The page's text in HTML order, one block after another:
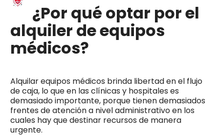
¿Por qué optar por el
alquiler de equipos
médicos?
Alquilar equipos médicos brinda libertad en el flujo
de caja, lo que en las clínicas y hospitales es
demasiado importante, porque tienen demasiados
frentes de atención a nivel administrativo en los
cuales hay que destinar recursos de manera
urgente.